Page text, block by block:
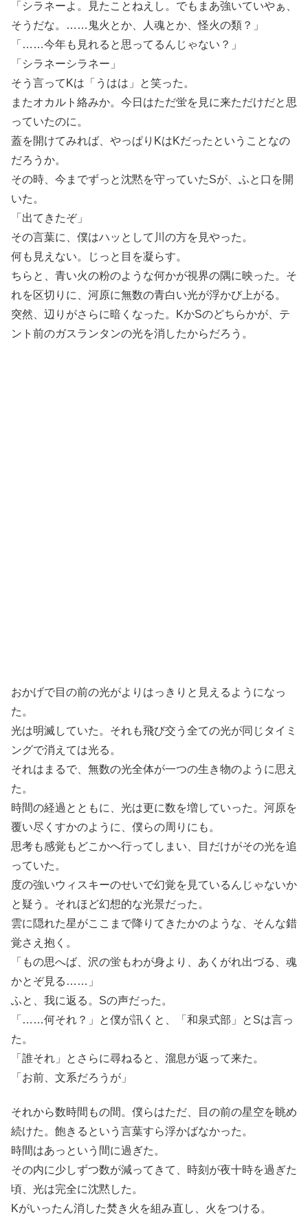
「シラネーよ。見たことねえし。でもまあ強いていやぁ、
そうだな。……鬼火とか、人魂とか、怪火の類？」
「……今年も見れると思ってるんじゃない？」
「シラネーシラネー」
そう言ってKは「うはは」と笑った。
またオカルト絡みか。今日はただ蛍を見に来ただけだと思
っていたのに。
蓋を開けてみれば、やっぱりKはKだったということなの
だろうか。
その時、今までずっと沈黙を守っていたSが、ふと口を開
いた。
「出てきたぞ」
その言葉に、僕はハッとして川の方を見やった。
何も見えない。じっと目を凝らす。
ちらと、青い火の粉のような何かが視界の隅に映った。そ
れを区切りに、河原に無数の青白い光が浮かび上がる。
突然、辺りがさらに暗くなった。KかSのどちらかが、テ
ント前のガスランタンの光を消したからだろう。
おかげで目の前の光がよりはっきりと見えるようになっ
た。
光は明滅していた。それも飛び交う全ての光が同じタイミ
ングで消えては光る。
それはまるで、無数の光全体が一つの生き物のように思え
た。
時間の経過とともに、光は更に数を増していった。河原を
覆い尽くすかのように、僕らの周りにも。
思考も感覚もどこかへ行ってしまい、目だけがその光を追
っていた。
度の強いウィスキーのせいで幻覚を見ているんじゃないか
と疑う。それほど幻想的な光景だった。
雲に隠れた星がここまで降りてきたかのような、そんな錯
覚さえ抱く。
「もの思へば、沢の蛍もわが身より、あくがれ出づる、魂
かとぞ見る……」
ふと、我に返る。Sの声だった。
「……何それ？」と僕が訊くと、「和泉式部」とSは言っ
た。
「誰それ」とさらに尋ねると、溜息が返って来た。
「お前、文系だろうが」
それから数時間もの間。僕らはただ、目の前の星空を眺め
続けた。飽きるという言葉すら浮かばなかった。
時間はあっという間に過ぎた。
その内に少しずつ数が減ってきて、時刻が夜十時を過ぎた
頃、光は完全に沈黙した。
Kがいったん消した焚き火を組み直し、火をつける。